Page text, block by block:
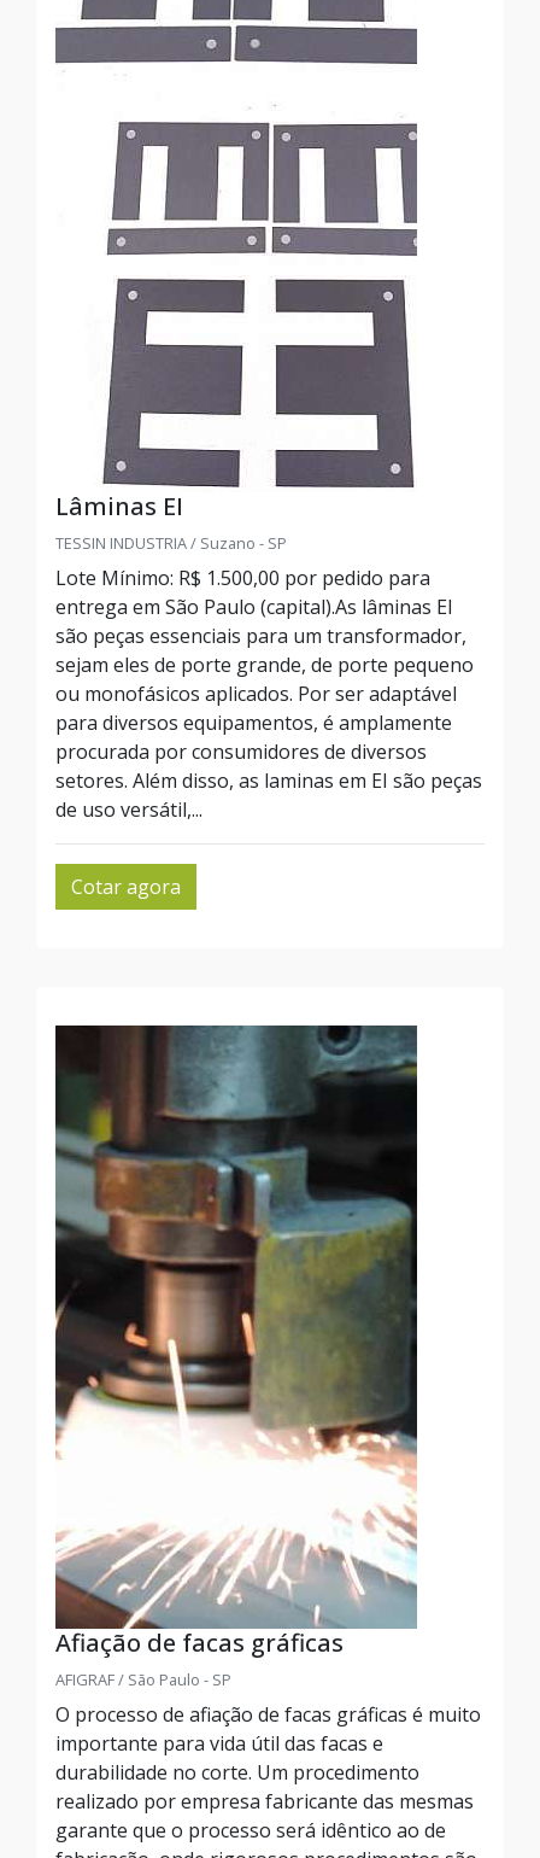
Lâminas EI
TESSIN INDUSTRIA / Suzano - SP
Lote Mínimo: R$ 1.500,00 por pedido para
entrega em São Paulo (capital).As lâminas EI
são peças essenciais para um transformador,
sejam eles de porte grande, de porte pequeno
ou monofásicos aplicados. Por ser adaptável
para diversos equipamentos, é amplamente
procurada por consumidores de diversos
setores. Além disso, as laminas em EI são peças
de uso versátil,...
Cotar agora
Afiação de facas gráficas
AFIGRAF / São Paulo - SP
O processo de afiação de facas gráficas é muito
importante para vida útil das facas e
durabilidade no corte. Um procedimento
realizado por empresa fabricante das mesmas
garante que o processo será idêntico ao de